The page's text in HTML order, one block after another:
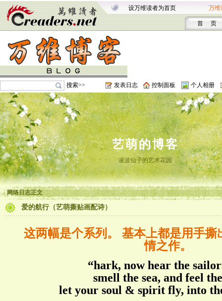
设万维读者为首页 万维
首 页
搜索>> 发表日志 控制面板 个人相册
艺萌的博客
凌波仙子的艺术花园
网络日志正文
爱的航行（艺萌撕贴画配诗）
这两幅是个系列。 基本上都是用手撕
情之作。
“hark, now hear the
smell the sea, and feel
let your soul & spirit fly, into